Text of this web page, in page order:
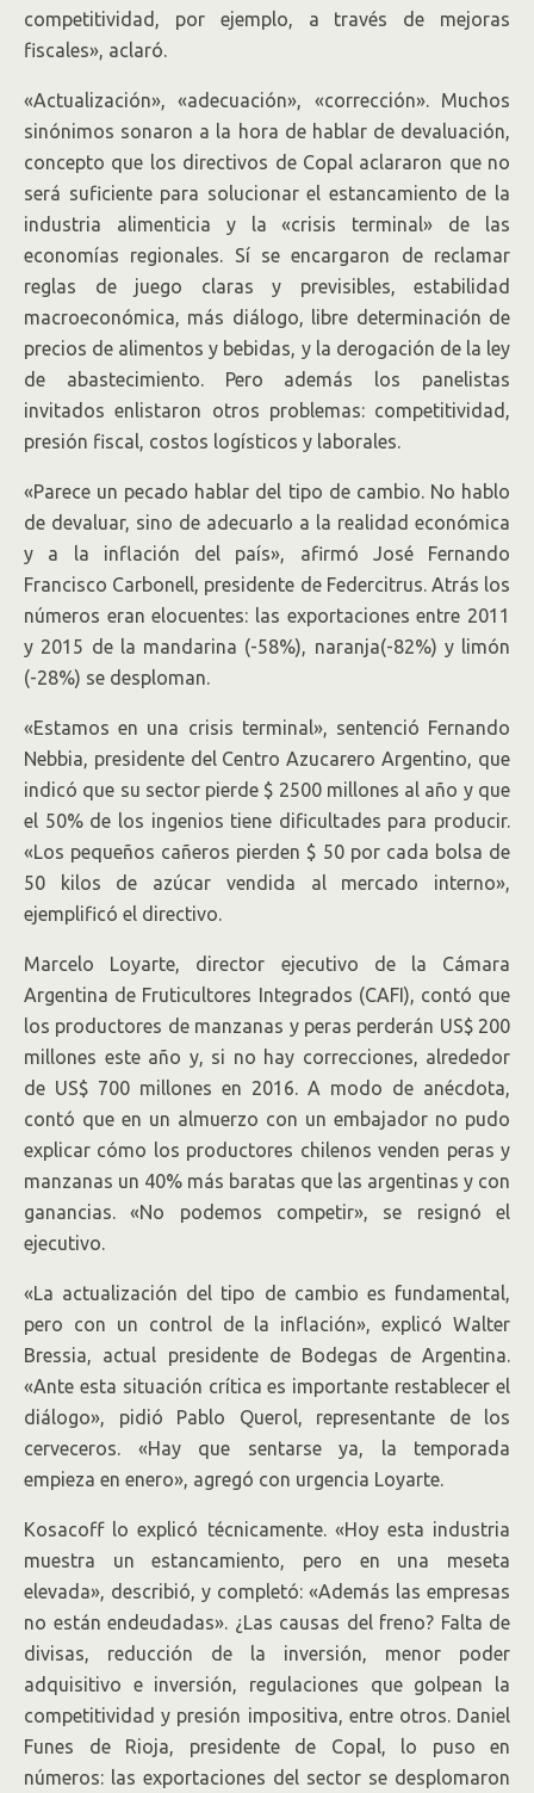
competitividad, por ejemplo, a través de mejoras
fiscales», aclaró.
«Actualización», «adecuación», «corrección». Muchos
sinónimos sonaron a la hora de hablar de devaluación,
concepto que los directivos de Copal aclararon que no
será suficiente para solucionar el estancamiento de la
industria alimenticia y la «crisis terminal» de las
economías regionales. Sí se encargaron de reclamar
reglas de juego claras y previsibles, estabilidad
macroeconómica, más diálogo, libre determinación de
precios de alimentos y bebidas, y la derogación de la ley
de abastecimiento. Pero además los panelistas
invitados enlistaron otros problemas: competitividad,
presión fiscal, costos logísticos y laborales.
«Parece un pecado hablar del tipo de cambio. No hablo
de devaluar, sino de adecuarlo a la realidad económica
y a la inflación del país», afirmó José Fernando
Francisco Carbonell, presidente de Federcitrus. Atrás los
números eran elocuentes: las exportaciones entre 2011
y 2015 de la mandarina (-58%), naranja(-82%) y limón
(-28%) se desploman.
«Estamos en una crisis terminal», sentenció Fernando
Nebbia, presidente del Centro Azucarero Argentino, que
indicó que su sector pierde $ 2500 millones al año y que
el 50% de los ingenios tiene dificultades para producir.
«Los pequeños cañeros pierden $ 50 por cada bolsa de
50 kilos de azúcar vendida al mercado interno»,
ejemplificó el directivo.
Marcelo Loyarte, director ejecutivo de la Cámara
Argentina de Fruticultores Integrados (CAFI), contó que
los productores de manzanas y peras perderán US$ 200
millones este año y, si no hay correcciones, alrededor
de US$ 700 millones en 2016. A modo de anécdota,
contó que en un almuerzo con un embajador no pudo
explicar cómo los productores chilenos venden peras y
manzanas un 40% más baratas que las argentinas y con
ganancias. «No podemos competir», se resignó el
ejecutivo.
«La actualización del tipo de cambio es fundamental,
pero con un control de la inflación», explicó Walter
Bressia, actual presidente de Bodegas de Argentina.
«Ante esta situación crítica es importante restablecer el
diálogo», pidió Pablo Querol, representante de los
cerveceros. «Hay que sentarse ya, la temporada
empieza en enero», agregó con urgencia Loyarte.
Kosacoff lo explicó técnicamente. «Hoy esta industria
muestra un estancamiento, pero en una meseta
elevada», describió, y completó: «Además las empresas
no están endeudadas». ¿Las causas del freno? Falta de
divisas, reducción de la inversión, menor poder
adquisitivo e inversión, regulaciones que golpean la
competitividad y presión impositiva, entre otros. Daniel
Funes de Rioja, presidente de Copal, lo puso en
números: las exportaciones del sector se desplomaron